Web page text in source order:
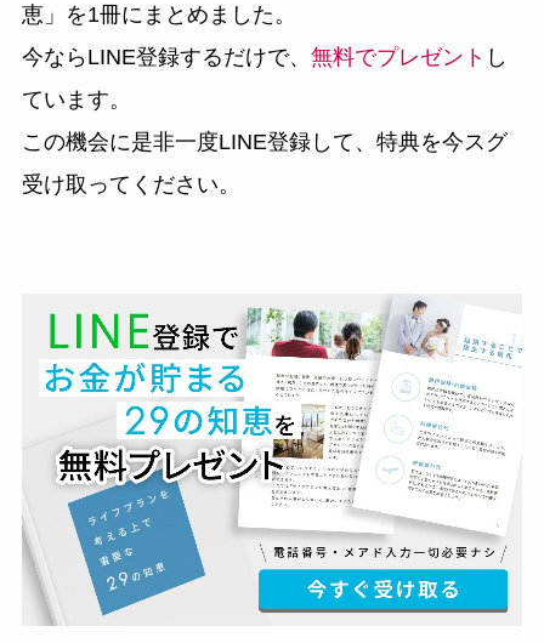
恵」 を1冊にまとめました。
今ならLINE登録するだけで、 無料でプレゼント し
ています。
この機会に是非一度LINE登録して、特典を今スグ
受け取ってください。